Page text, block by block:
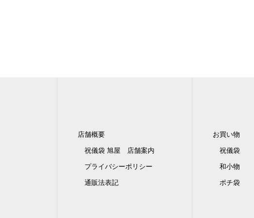
店舗概要
祝儀袋 旭屋 店舗案内
プライバシーポリシー
通販法表記
お買い物
祝儀袋
和小物
ポチ袋